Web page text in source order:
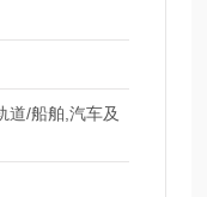
道/船舶,汽车及